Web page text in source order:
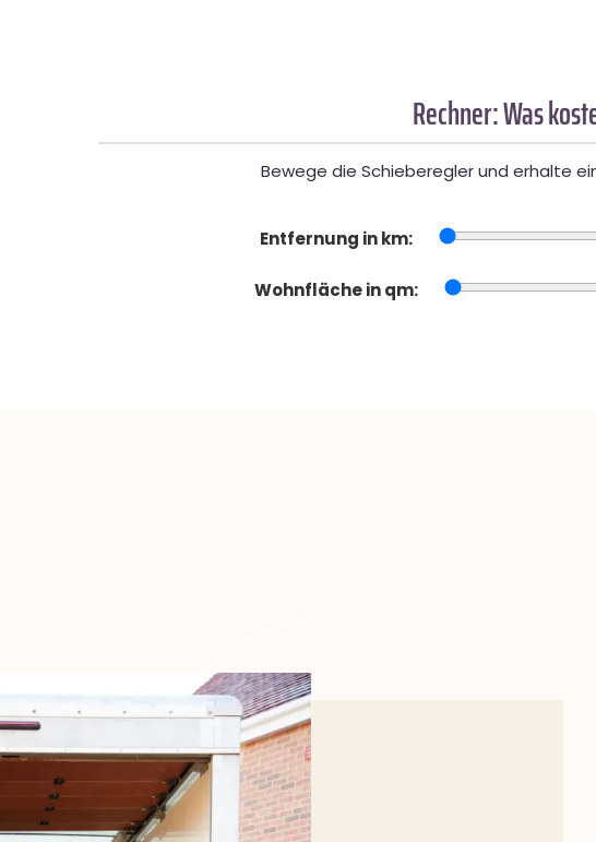
Rechner: Was
Bewege die Schieberegler und erhalte
Entfernung in km:
Wohnfläche in qm: